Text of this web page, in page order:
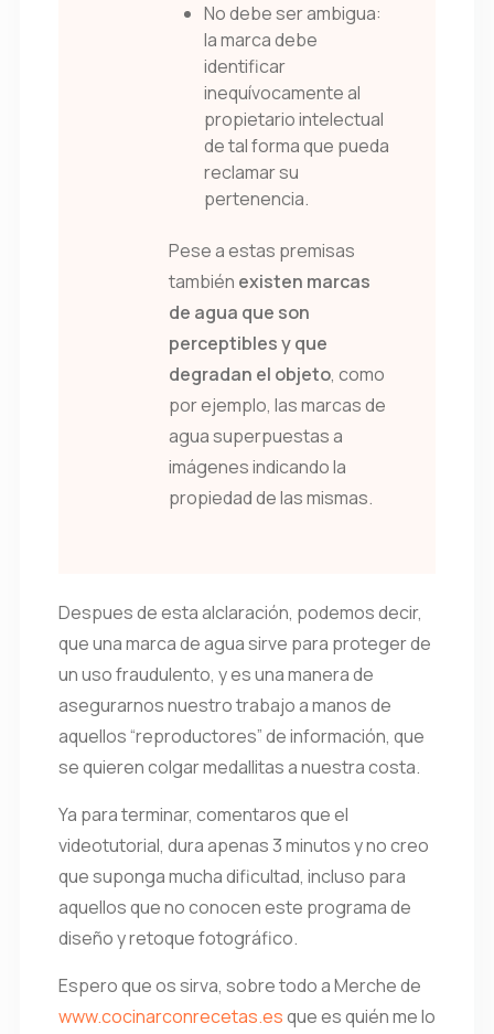
No debe ser ambigua:
la marca debe
identificar
inequívocamente al
propietario intelectual
de tal forma que pueda
reclamar su
pertenencia.
Pese a estas premisas
también existen marcas
de agua que son
perceptibles y que
degradan el objeto, como
por ejemplo, las marcas de
agua superpuestas a
imágenes indicando la
propiedad de las mismas.
Despues de esta alclaración, podemos decir,
que una marca de agua sirve para proteger de
un uso fraudulento, y es una manera de
asegurarnos nuestro trabajo a manos de
aquellos “reproductores” de información, que
se quieren colgar medallitas a nuestra costa.
Ya para terminar, comentaros que el
videotutorial, dura apenas 3 minutos y no creo
que suponga mucha dificultad, incluso para
aquellos que no conocen este programa de
diseño y retoque fotográfico.
Espero que os sirva, sobre todo a Merche de
www.cocinarconrecetas.esque es quién me lo